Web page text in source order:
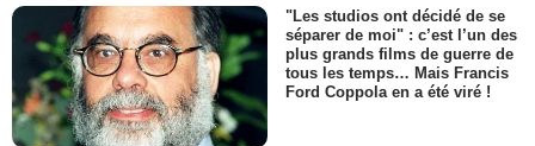
"Les studios ont décidé de se
séparer de moi" : c’est l’un des
plus grands films de guerre de
tous les temps… Mais Francis
Ford Coppola en a été viré !